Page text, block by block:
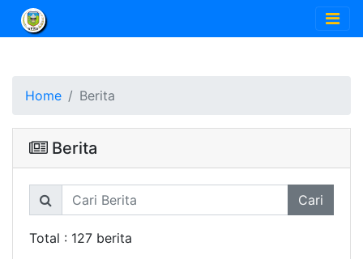
Home Berita
Berita
Cari
Total : 127 berita